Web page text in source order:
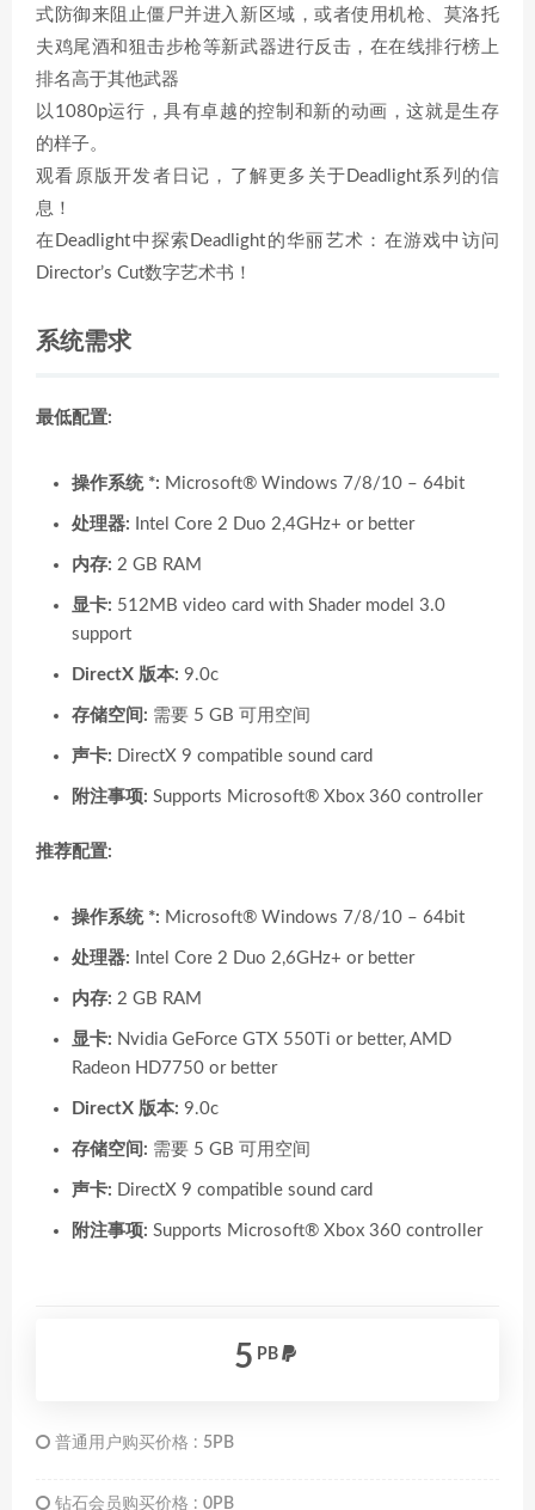
式防御来阻止僵尸并进入新区域，或者使用机枪、莫洛托
夫鸡尾酒和狙击步枪等新武器进行反击，在在线排行榜上
排名高于其他武器
以1080p运行，具有卓越的控制和新的动画，这就是生存
的样子。
观看原版开发者日记，了解更多关于Deadlight系列的信
息！
在Deadlight中探索Deadlight的华丽艺术：在游戏中访问
Director’s Cut数字艺术书！
系统需求
最低配置:
操作系统 *: Microsoft® Windows 7/8/10 – 64bit
处理器: Intel Core 2 Duo 2,4GHz+ or better
内存: 2 GB RAM
显卡: 512MB video card with Shader model 3.0
support
DirectX 版本: 9.0c
存储空间: 需要 5 GB 可用空间
声卡: DirectX 9 compatible sound card
附注事项: Supports Microsoft® Xbox 360 controller
推荐配置:
操作系统 *: Microsoft® Windows 7/8/10 – 64bit
处理器: Intel Core 2 Duo 2,6GHz+ or better
内存: 2 GB RAM
显卡: Nvidia GeForce GTX 550Ti or better, AMD
Radeon HD7750 or better
DirectX 版本: 9.0c
存储空间: 需要 5 GB 可用空间
声卡: DirectX 9 compatible sound card
附注事项: Supports Microsoft® Xbox 360 controller
5 PB
普通用户购买价格 : 5PB
钻石会员购买价格 : 0PB